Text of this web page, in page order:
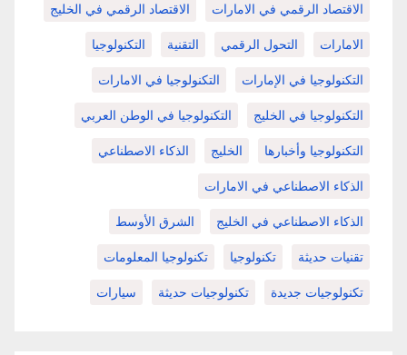
الاقتصاد الرقمي في الامارات الاقتصاد الرقمي في الخليج
الامارات التحول الرقمي التقنية التكنولوجيا
التكنولوجيا في الإمارات التكنولوجيا في الامارات
التكنولوجيا في الخليج التكنولوجيا في الوطن العربي
التكنولوجيا وأخبارها الخليج الذكاء الاصطناعي
الذكاء الاصطناعي في الامارات
الذكاء الاصطناعي في الخليج الشرق الأوسط
تقنيات حديثة تكنولوجيا تكنولوجيا المعلومات
تكنولوجيات جديدة تكنولوجيات حديثة سيارات